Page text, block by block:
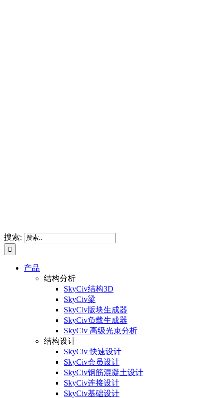
搜索:
产品
结构分析
SkyCiv结构3D
SkyCiv梁
SkyCiv版块生成器
SkyCiv负载生成器
SkyCiv 高级光束分析
结构设计
SkyCiv 快速设计
SkyCiv会员设计
SkyCiv钢筋混凝土设计
SkyCiv连接设计
SkyCiv基础设计